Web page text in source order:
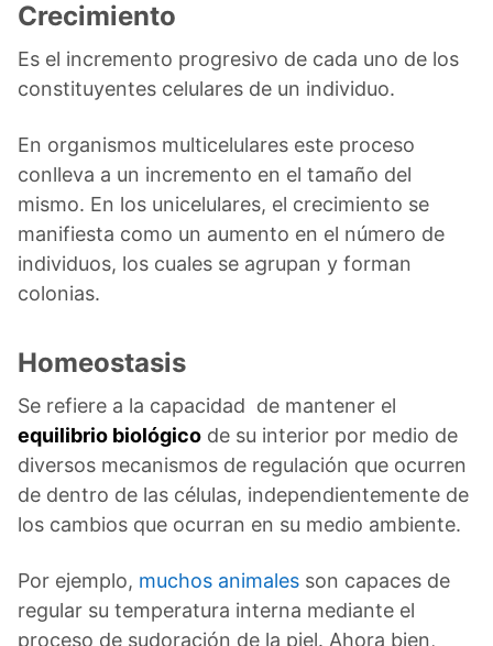
Crecimiento
Es el incremento progresivo de cada uno de los
constituyentes celulares de un individuo.
En organismos multicelulares este proceso
conlleva a un incremento en el tamaño del
mismo. En los unicelulares, el crecimiento se
manifiesta como un aumento en el número de
individuos, los cuales se agrupan y forman
colonias.
Homeostasis
Se refiere a la capacidad de mantener el
equilibrio biológico de su interior por medio de
diversos mecanismos de regulación que ocurren
de dentro de las células, independientemente de
los cambios que ocurran en su medio ambiente.
Por ejemplo, muchos animales son capaces de
regular su temperatura interna mediante el
proceso de sudoración de la piel. Ahora bien,